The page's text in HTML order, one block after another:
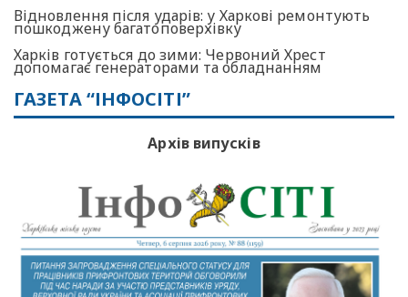
Відновлення після ударів: у Харкові ремонтують
пошкоджену багатоповерхівку
Харків готується до зими: Червоний Хрест
допомагає генераторами та обладнанням
ГАЗЕТА “ІНФОСІТІ”
Архів випусків